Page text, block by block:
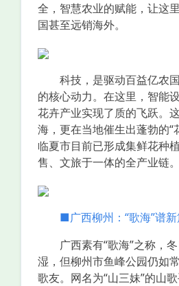
全，智慧农业的赋能，让这
国甚至远销海外。
科技，是驱动百益亿农国
的核心动力。在这里，智能
花卉产业实现了质的飞跃。
海，更在当地催生出蓬勃的“
临夏市目前已形成集鲜花种
售、文旅于一体的全产业链。
■广西柳州：“歌海”谱新
广西素有“歌海”之称，冬
湿，但柳州市鱼峰公园仍如
歌友。网名为“山三妹”的山